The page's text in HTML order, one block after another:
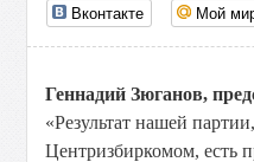
Вконтакте Мой
Геннадий Зюганов,
«Результат нашей
Центризбиркомом, есть